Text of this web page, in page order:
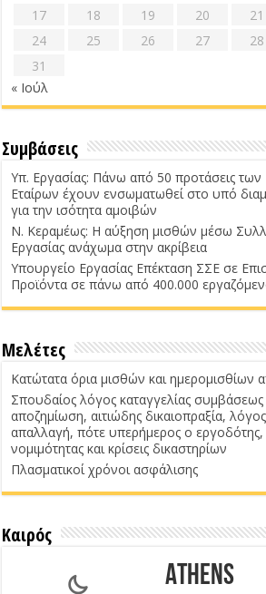
17
18 19 20 21
24
25 26 27 28
31
« Ιούλ
Συμβάσεις
Υπ. Εργασίας: Πάνω από 50 προτάσεις
Εταίρων έχουν ενσωματωθεί στο υπό
για την ισότητα αμοιβών
Ν. Κεραμέως: Η αύξηση μισθών μέσω
Εργασίας ανάχωμα στην ακρίβεια
Υπουργείο Εργασίας Επέκταση ΣΣΕ σε
Προϊόντα σε πάνω από 400.000
Μελέτες
Κατώτατα όρια μισθών και ημερομισθίων
Σπουδαίος λόγος καταγγελίας συμβάσεως
αποζημίωση, αιτιώδης δικαιοπραξία,
απαλλαγή, πότε υπερήμερος ο
νομιμότητας και κρίσεις δικαστηρίων
Πλασματικοί χρόνοι ασφάλισης
Καιρός
Athens